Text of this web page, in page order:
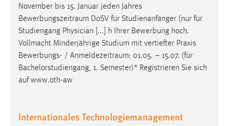
November bis 15. Januar jeden Jahres
Bewerbungszeitraum DoSV für Studienanfänger (nur für
Studiengang Physician [...] h Ihrer Bewerbung hoch.
Vollmacht Minderjährige Studium mit vertiefter Praxis
Bewerbungs- / Anmeldezeitraum: 01.05. – 15.07. (für
Bachelorstudiengang, 1. Semester)* Registrieren Sie sich
auf www.oth-aw
Internationales Technologiemanagement
3 Monate
Facebook Pixel
Name:
_fbp
Zweck: